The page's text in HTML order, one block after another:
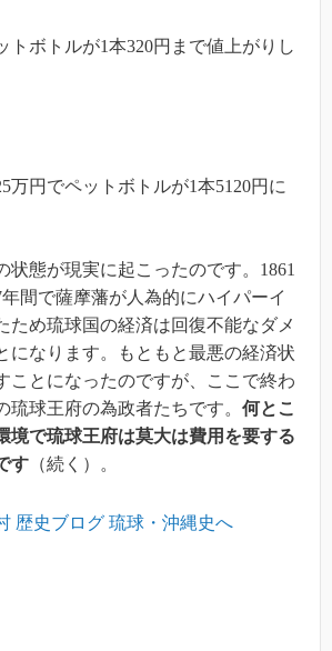
トボトルが1本320円まで値上がりし
万円でペットボトルが1本5120円に
状態が現実に起こったのです。1861
間で薩摩藩が人為的にハイパーイ
ため琉球国の経済は回復不能なダメ
になります。もともと最悪の経済状
ことになったのですが、ここで終わ
琉球王府の為政者たちです。 何とこ
境で琉球王府は莫大は費用を要する
す （続く）。